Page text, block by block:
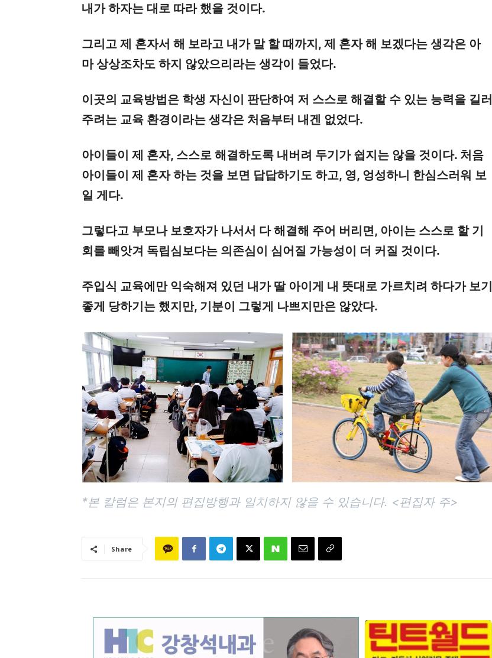
내가 하자는 대로 따라 했을 것이다.
그리고 제 혼자서 해 보라고 내가 말 할 때까지, 제 혼자 해 보겠다는 생각은 아
마 상상조차도 하지 않았으리라는 생각이 들었다.
이곳의 교육방법은 학생 자신이 판단하여 저 스스로 해결할 수 있는 능력을 길러
주려는 교육 환경이라는 생각은 처음부터 내겐 없었다.
아이들이 제 혼자, 스스로 해결하도록 내버려 두기가 쉽지는 않을 것이다. 처음
아이들이 제 혼자 하는 것을 보면 답답하기도 하고, 영, 엉성하니 한심스러워 보
일 게다.
그렇다고 부모나 보호자가 나서서 다 해결해 주어 버리면, 아이는 스스로 할 기
회를 빼앗겨 독립심보다는 의존심이 심어질 가능성이 더 커질 것이다.
주입식 교육에만 익숙해져 있던 내가 딸 아이게 내 뜻대로 가르치려 하다가 보기
좋게 당하기는 했지만, 기분이 그렇게 나쁘지만은 않았다.
*본 칼럼은 본지의 편집방행과 일치하지 않을 수 있습니다. <편집자 주>
Share